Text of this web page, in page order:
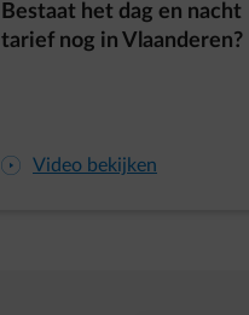
Bestaat het dag en nacht
tarief nog in Vlaanderen?
arrow-play-fwd Video bekijken